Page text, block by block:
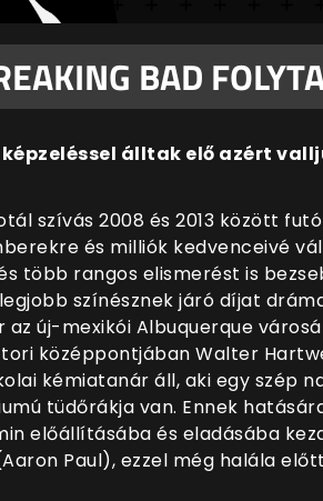
BAD
álltak elő azért
szívás 2008 és 2013 között
és milliók kedvenceivé
több rangos elismerést is
színésznek járó díjat
az új-mexikói Albuquerque
középpontjában Walter
kémiatanár áll, aki egy szép
tüdőrákja van. Ennek
előállításába és eladásába
Paul), ezzel még halála